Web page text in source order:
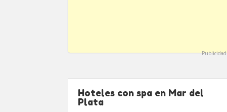
Publicidad
Hoteles con spa en Mar del
Plata